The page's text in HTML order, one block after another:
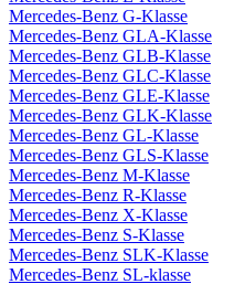
Mercedes-Benz G-Klasse
Mercedes-Benz GLA-Klasse
Mercedes-Benz GLB-Klasse
Mercedes-Benz GLC-Klasse
Mercedes-Benz GLE-Klasse
Mercedes-Benz GLK-Klasse
Mercedes-Benz GL-Klasse
Mercedes-Benz GLS-Klasse
Mercedes-Benz M-Klasse
Mercedes-Benz R-Klasse
Mercedes-Benz X-Klasse
Mercedes-Benz S-Klasse
Mercedes-Benz SLK-Klasse
Mercedes-Benz SL-klasse